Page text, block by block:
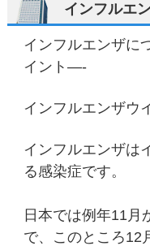
インフルエ
インフルエンザ
イント—-
インフルエンザウ
インフルエンザは
る感染症です。
日本では例年11月
で、このところ12